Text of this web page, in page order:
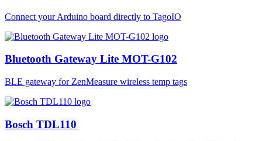
Connect your Arduino board directly to TagoIO
Bluetooth Gateway Lite MOT-G102
BLE gateway for ZenMeasure wireless temp tags
Bosch TDL110